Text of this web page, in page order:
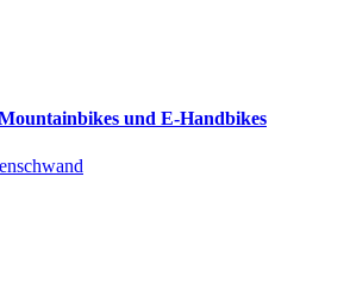
und E-Handbikes